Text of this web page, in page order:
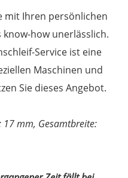
mit Ihren persönlichen
know-how unerlässlich.
Service ist eine
Maschinen und
Sie dieses Angebot.
17 mm, Gesamtbreite: